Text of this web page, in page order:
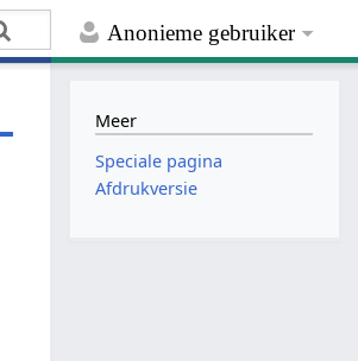
Anonieme gebruiker
Meer
Speciale pagina
Afdrukversie